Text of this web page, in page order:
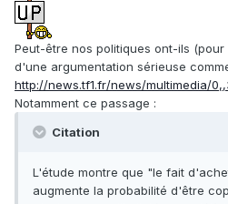
Peut-être nos politiques ont-ils
d'une argumentation sérieuse
http://news.tf1.fr/news/multimedia/
Notamment ce passage :
Citation
L'étude montre que "le fait
augmente la probabilité d'être